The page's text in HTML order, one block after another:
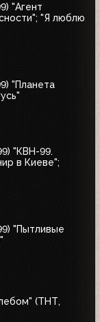
"Агент
"Я люблю
"Планета
"КВН-99.
в Киеве";
"Пытливые
(ТНТ,